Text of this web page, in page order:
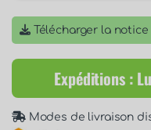
Télécharger la
Expéditions :
Modes de livraison